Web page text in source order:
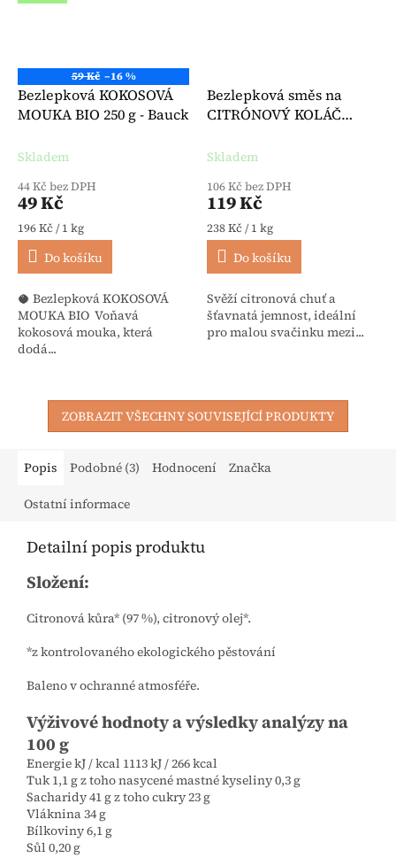
59 Kč –16 %
Bezlepková KOKOSOVÁ
MOUKA BIO 250 g - Bauck
Skladem
44 Kč bez DPH
49 Kč
Měrná cena:
196 Kč / 1 kg
Do košíku
🥥 Bezlepková KOKOSOVÁ
MOUKA BIO Voňavá
kokosová mouka, která
dodá...
Bezlepková směs na
CITRÓNOVÝ KOLÁČ
Bauck
Skladem
106 Kč bez DPH
119 Kč
Měrná cena:
238 Kč / 1 kg
Do košíku
Svěží citronová chuť a
šťavnatá jemnost, ideální
pro malou svačinku mezi...
ZOBRAZIT VŠECHNY SOUVISEJÍCÍ PRODUKTY
Popis Podobné (3) Hodnocení Značka
Ostatní informace
Detailní popis produktu
Složení:
Citronová kůra* (97 %), citronový olej*.
*z kontrolovaného ekologického pěstování
Baleno v ochranné atmosféře.
Výživové hodnoty a výsledky analýzy na
100 g
Energie kJ / kcal 1113 kJ / 266 kcal
Tuk 1,1 g z toho nasycené mastné kyseliny 0,3 g
Sacharidy 41 g z toho cukry 23 g
Vláknina 34 g
Bílkoviny 6,1 g
Sůl 0,20 g